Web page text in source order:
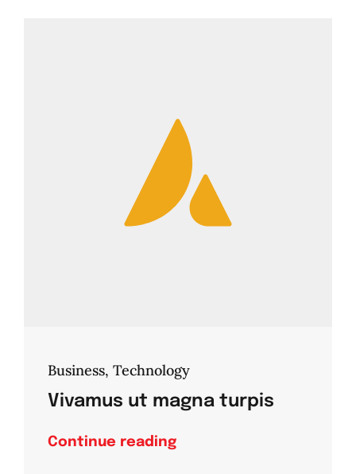
Business, Technology
Vivamus ut magna turpis
Continue reading